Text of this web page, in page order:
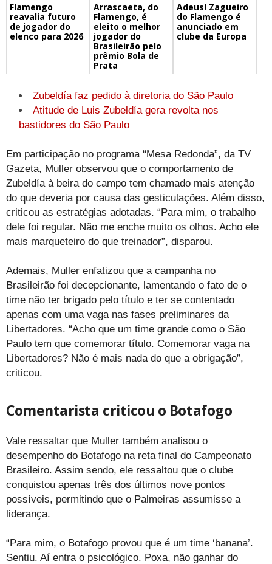
Flamengo
reavalia futuro
de jogador do
elenco para 2026
Arrascaeta, do
Flamengo, é
eleito o melhor
jogador do
Brasileirão pelo
prêmio Bola de
Prata
Adeus! Zagueiro
do Flamengo é
anunciado em
clube da Europa
Zubeldía faz pedido à diretoria do São Paulo
Atitude de Luis Zubeldía gera revolta nos
bastidores do São Paulo
Em participação no programa “Mesa Redonda”, da TV
Gazeta, Muller observou que o comportamento de
Zubeldía à beira do campo tem chamado mais atenção
do que deveria por causa das gesticulações. Além disso,
criticou as estratégias adotadas. “Para mim, o trabalho
dele foi regular. Não me enche muito os olhos. Acho ele
mais marqueteiro do que treinador”, disparou.
Ademais, Muller enfatizou que a campanha no
Brasileirão foi decepcionante, lamentando o fato de o
time não ter brigado pelo título e ter se contentado
apenas com uma vaga nas fases preliminares da
Libertadores. “Acho que um time grande como o São
Paulo tem que comemorar título. Comemorar vaga na
Libertadores? Não é mais nada do que a obrigação”,
criticou.
Comentarista criticou o Botafogo
Vale ressaltar que Muller também analisou o
desempenho do Botafogo na reta final do Campeonato
Brasileiro. Assim sendo, ele ressaltou que o clube
conquistou apenas três dos últimos nove pontos
possíveis, permitindo que o Palmeiras assumisse a
liderança.
“Para mim, o Botafogo provou que é um time ‘banana’.
Sentiu. Aí entra o psicológico. Poxa, não ganhar do